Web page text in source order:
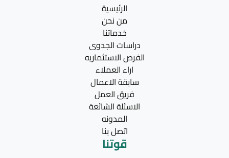
الرئيسية
من نحن
خدماتنا
دراسات الجدوى
الفرص الاستثماريه
اراء العملاء
سابقة الاعمال
فريق العمل
الاسئلة الشائعة
المدونه
اتصل بنا
قوتنا